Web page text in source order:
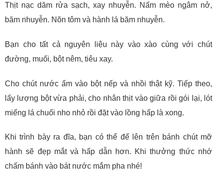
Thịt nạc dăm rửa sạch, xay nhuyễn. Nấm mèo ngâm nở,
băm nhuyễn. Nõn tôm và hành lá băm nhuyễn.
Bạn cho tất cả nguyên liệu này vào xào cùng với chút
đường, muối, bột nêm, tiêu xay.
Cho chút nước ấm vào bột nếp và nhồi thật kỹ. Tiếp theo,
lấy lượng bột vừa phải, cho nhân thịt vào giữa rồi gói lại, lót
miếng lá chuối nho nhỏ rồi đặt vào lồng hấp là xong.
Khi trình bày ra đĩa, bạn có thể để lên trên bánh chút mỡ
hành sẽ đẹp mắt và hấp dẫn hơn. Khi thưởng thức nhớ
chấm bánh vào bát nước mắm pha nhé!